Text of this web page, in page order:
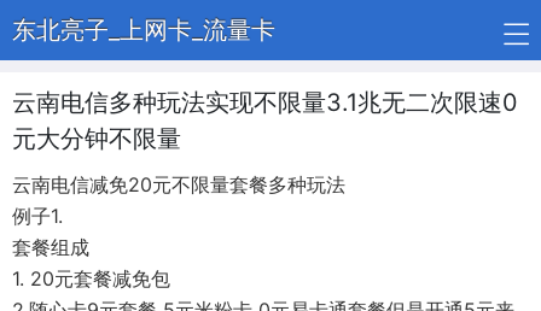
东北亮子_上网卡_流量卡
云南电信多种玩法实现不限量3.1兆无二次限速0
元大分钟不限量
云南电信减免20元不限量套餐多种玩法
例子1.
套餐组成
1. 20元套餐减免包